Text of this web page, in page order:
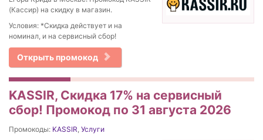
(Кассир) на скидку в магазин.
Условия: *Скидка действует и на
номинал, и на сервисный сбор!
Открыть промокод
KASSIR, Скидка 17% на сервисный
сбор! Промокод по 31 августа 2026
Промокоды: KASSIR, Услуги